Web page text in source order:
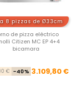
8 pizzas de Ø33cm
de pizza eléctrico
Citizen MC EP 4+4
bicamara
€ -40% 3.109,80 €